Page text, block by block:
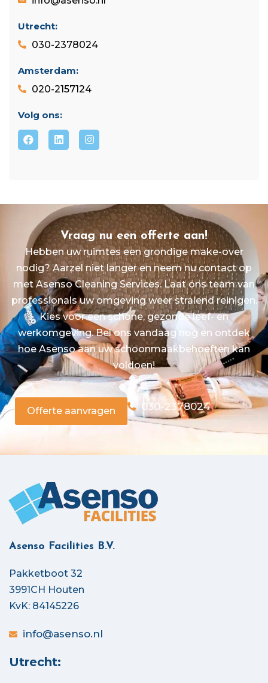
Utrecht:
030-2378024
Amsterdam:
020-2157124
Volg ons:
Vraag nu een offerte aan!
Hebben uw ruimtes een grondige make-over
nodig? Aarzel niet langer en neem nu contact op
met Asenso Cleaning Services. Laat ons team van
professionals uw omgeving weer stralend reinigen.
Kies voor een schone, gezonde leef- en
werkomgeving. Bel ons vandaag nog en ontdek
hoe Asenso aan uw schoonmaakbehoeften kan
voldoen!
Offerte aanvragen 030-2378024
Asenso Facilities B.V.
Pakketboot 32
3991CH Houten
KvK: 84145226
info@asenso.nl
Utrecht: